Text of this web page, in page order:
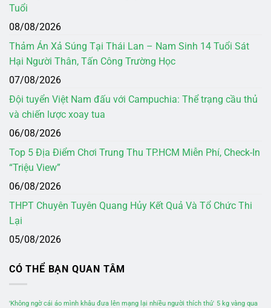
Tuổi
08/08/2026
Thảm Án Xả Súng Tại Thái Lan – Nam Sinh 14 Tuổi Sát
Hại Người Thân, Tấn Công Trường Học
07/08/2026
Đội tuyển Việt Nam đấu với Campuchia: Thể trạng cầu thủ
và chiến lược xoay tua
06/08/2026
Top 5 Địa Điểm Chơi Trung Thu TP.HCM Miễn Phí, Check-In
“Triệu View”
06/08/2026
THPT Chuyên Tuyên Quang Hủy Kết Quả Và Tổ Chức Thi
Lại
05/08/2026
CÓ THỂ BẠN QUAN TÂM
'Không ngờ cái áo mình khâu đưa lên mạng lại nhiều người thích thú' 5 kg vàng qua